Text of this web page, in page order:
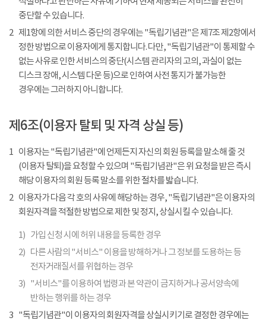
중단할 수 있습니다.
2 제1항에 의한 서비스 중단의 경우에는 "독립기념관"은 제7조 제2항에서
정한 방법으로 이용자에게 통지합니다. 다만, "독립기념관"이 통제할 수
없는 사유로 인한 서비스의 중단(시스템 관리자의 고의, 과실이 없는
디스크 장애, 시스템 다운 등)으로 인하여 사전 통지가 불가능한
경우에는 그러하지 아니합니다.
제6조(이용자 탈퇴 및 자격 상실 등)
1 이용자는 "독립기념관"에 언제든지 자신의 회원 등록을 말소해 줄 것
(이용자 탈퇴)을 요청할 수 있으며 "독립기념관"은 위 요청을 받은 즉시
해당 이용자의 회원 등록 말소를 위한 절차를 밟습니다.
2 이용자가 다음 각 호의 사유에 해당하는 경우, "독립기념관"은 이용자의
회원자격을 적절한 방법으로 제한 및 정지, 상실시킬 수 있습니다.
1) 가입 신청 시에 허위 내용을 등록한 경우
2) 다른 사람의 "서비스" 이용을 방해하거나 그 정보를 도용하는 등
전자거래질서를 위협하는 경우
3) "서비스"를 이용하여 법령과 본 약관이 금지하거나 공서양속에
반하는 행위를 하는 경우
3 "독립기념관"이 이용자의 회원자격을 상실시키기로 결정한 경우에는